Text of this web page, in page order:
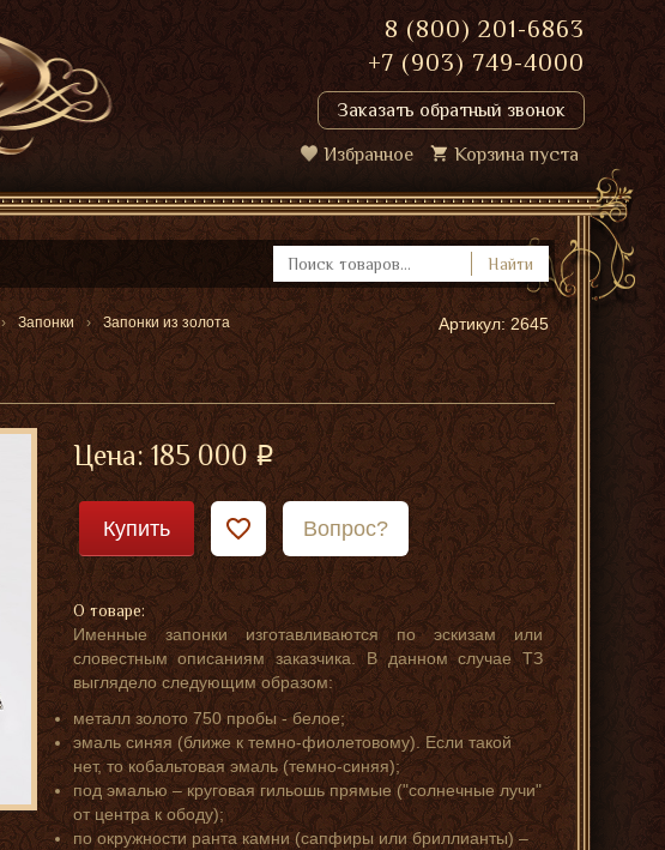
8 (800) 201-6863
+7 (903) 749-4000
Заказать обратный звонок
Избранное Корзина пуста
Найти
Запонки Запонки из золота Артикул: 2645
Цена:185 000
Купить Вопрос?
О товаре:
Именные запонки изготавливаются по эскизам или
словестным описаниям заказчика. В данном случае ТЗ
выглядело следующим образом:
металл золото 750 пробы - белое;
эмаль синяя (ближе к темно-фиолетовому). Если такой
нет, то кобальтовая эмаль (темно-синяя);
под эмалью – круговая гильошь прямые ("солнечные лучи"
от центра к ободу);
по окружности ранта камни (сапфиры или бриллианты) –